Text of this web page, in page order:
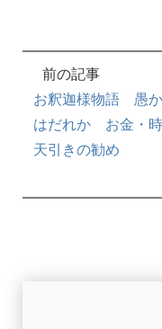
前の記事
お釈迦様物語 愚
はだれか お金・
天引きの勧め